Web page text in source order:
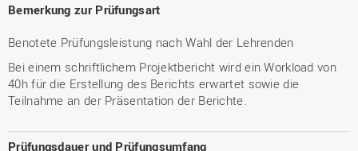
Bemerkung zur Prüfungsart
Benotete Prüfungsleistung nach Wahl der Lehrenden
Bei einem schriftlichem Projektbericht wird ein Workload von
40h für die Erstellung des Berichts erwartet sowie die
Teilnahme an der Präsentation der Berichte.
Prüfungsdauer und Prüfungsumfang